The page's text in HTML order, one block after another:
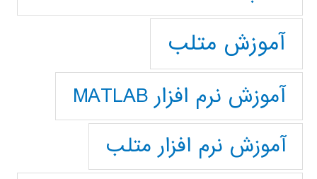
آموزش متلب
آموزش نرم افزار MATLAB
آموزش نرم افزار متلب